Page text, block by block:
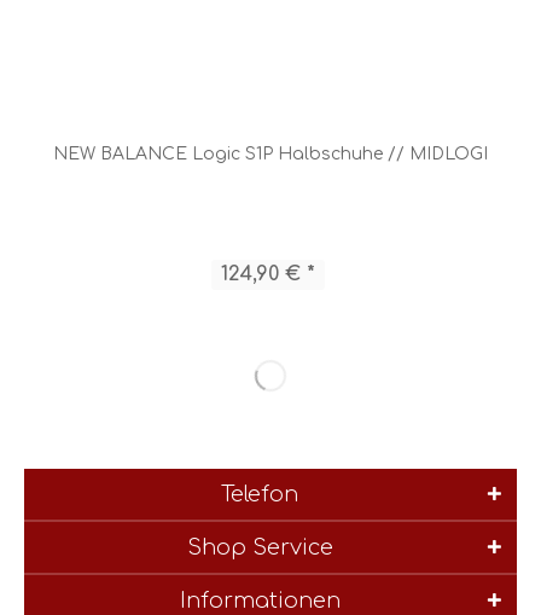
NEW BALANCE Logic S1P Halbschuhe // MIDLOGI
124,90 € *
Telefon
Shop Service
Informationen